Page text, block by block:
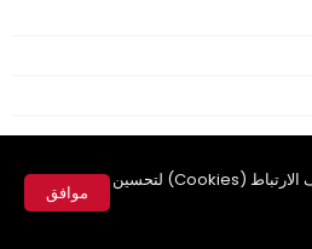
يستخدم هذا الموقع ملفات تعريف الارتباط (Cookies) لتحسين
موافق